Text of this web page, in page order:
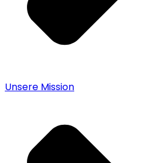
Unsere Mission